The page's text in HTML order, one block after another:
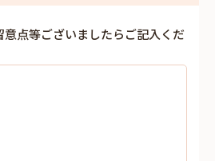
点等ございましたらご記入くだ